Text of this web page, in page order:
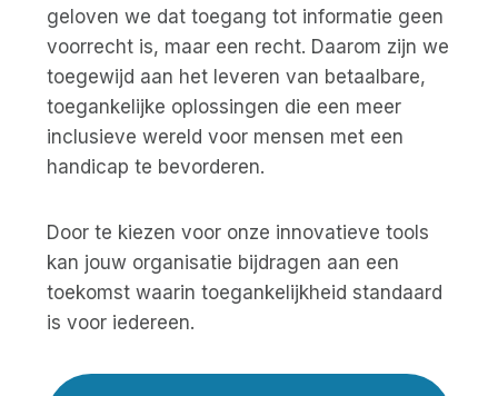
geloven we dat toegang tot informatie geen
voorrecht is, maar een recht. Daarom zijn we
toegewijd aan het leveren van betaalbare,
toegankelijke oplossingen die een meer
inclusieve wereld voor mensen met een
handicap te bevorderen.
Door te kiezen voor onze innovatieve tools
kan jouw organisatie bijdragen aan een
toekomst waarin toegankelijkheid standaard
is voor iedereen.